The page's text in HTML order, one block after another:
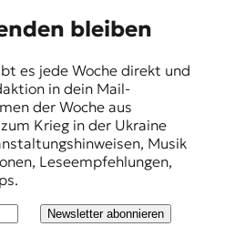
bleiben
es jede Woche direkt und
in dein Mail-
der Woche aus
Krieg in der Ukraine
Musik
Leseempfehlungen,
Newsletter abonnieren